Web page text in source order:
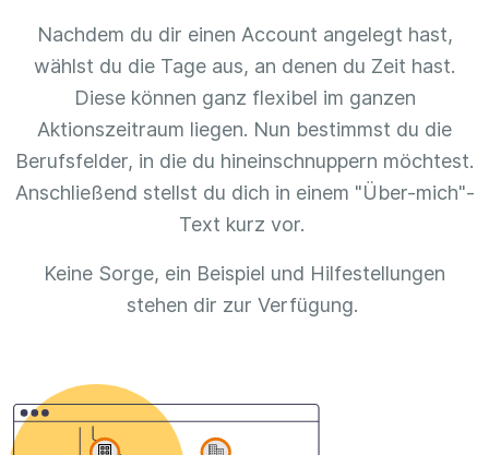
Nachdem du dir einen Account angelegt hast,
wählst du die Tage aus, an denen du Zeit hast.
Diese können ganz flexibel im ganzen
Aktionszeitraum liegen. Nun bestimmst du die
Berufsfelder, in die du hineinschnuppern möchtest.
Anschließend stellst du dich in einem "Über-mich"-
Text kurz vor.
Keine Sorge, ein Beispiel und Hilfestellungen
stehen dir zur Verfügung.